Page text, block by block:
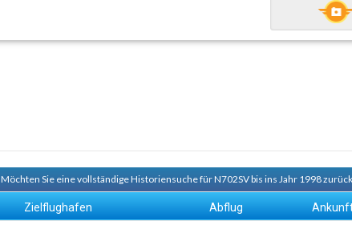
Möchten Sie eine vollständige Historiensuche für N702SV bis ins Jahr 1998
Zielflughafen Abflug